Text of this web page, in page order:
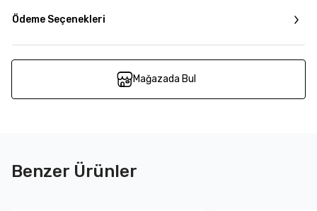
Ödeme Seçenekleri
Mağazada Bul
Benzer Ürünler